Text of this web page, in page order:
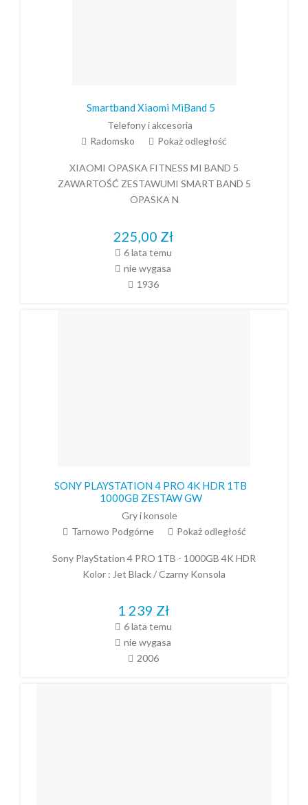
Smartband Xiaomi MiBand 5
Telefony i akcesoria
Radomsko
Pokaż odległość
XIAOMI OPASKA FITNESS MI BAND 5
ZAWARTOŚĆ ZESTAWUMI SMART BAND 5
OPASKA N
225,00 Zł
6 lata temu
nie wygasa
1936
SONY PLAYSTATION 4 PRO 4K HDR 1TB
1000GB ZESTAW GW
Gry i konsole
Tarnowo Podgórne
Pokaż odległość
Sony PlayStation 4 PRO 1TB - 1000GB 4K HDR
Kolor : Jet Black / Czarny Konsola
1 239 Zł
6 lata temu
nie wygasa
2006